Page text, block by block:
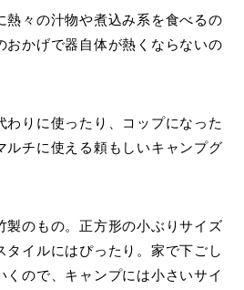
熱々の汁物や煮込み系を食べるの
おかげで器自体が熱くならないの
わりに使ったり、コップになった
ルチに使える頼もしいキャンプグ
製のもの。正方形の小ぶりサイズ
タイルにはぴったり。家で下ごし
くので、キャンプには小さいサイ